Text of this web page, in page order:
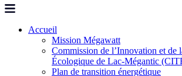
Accueil
Mission Mégawatt
Commission de l’Innovation et de
Écologique de Lac-Mégantic
Plan de transition énergétique